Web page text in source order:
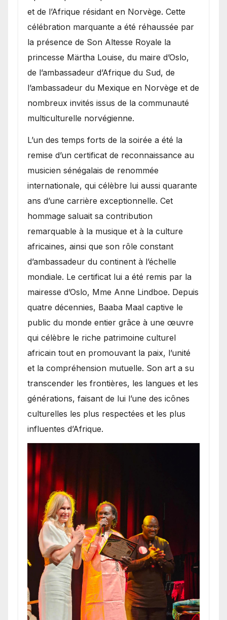
et de l’Afrique résidant en Norvège. Cette
célébration marquante a été réhaussée par
la présence de Son Altesse Royale la
princesse Märtha Louise, du maire d’Oslo,
de l’ambassadeur d’Afrique du Sud, de
l’ambassadeur du Mexique en Norvège et de
nombreux invités issus de la communauté
multiculturelle norvégienne.
​L’un des temps forts de la soirée a été la
remise d’un certificat de reconnaissance au
musicien sénégalais de renommée
internationale, qui célèbre lui aussi quarante
ans d’une carrière exceptionnelle. Cet
hommage saluait sa contribution
remarquable à la musique et à la culture
africaines, ainsi que son rôle constant
d’ambassadeur du continent à l’échelle
mondiale. Le certificat lui a été remis par la
mairesse d’Oslo, Mme Anne Lindboe. Depuis
quatre décennies, Baaba Maal captive le
public du monde entier grâce à une œuvre
qui célèbre le riche patrimoine culturel
africain tout en promouvant la paix, l’unité
et la compréhension mutuelle. Son art a su
transcender les frontières, les langues et les
générations, faisant de lui l’une des icônes
culturelles les plus respectées et les plus
influentes d’Afrique.